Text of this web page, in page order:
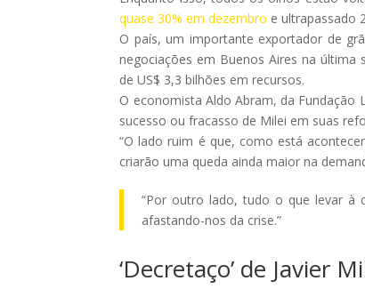
quase 30% em dezembro e ultrapassado
O país, um importante exportador de
negociações em Buenos Aires na
de US$ 3,3 bilhões em recursos.
O economista Aldo Abram, da Fundação
sucesso ou fracasso de Milei em suas
“O lado ruim é que, como está
criarão uma queda ainda maior na
“Por outro lado, tudo o que levar à
afastando-nos da crise.”
‘Decretaço’ de Javier